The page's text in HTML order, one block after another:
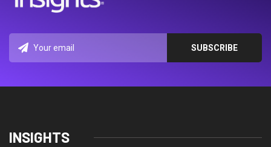
INSIGHTS